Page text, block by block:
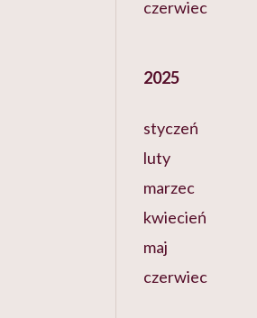
czerwiec
2025
styczeń
luty
marzec
kwiecień
maj
czerwiec